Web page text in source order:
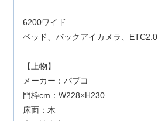
6200ワイド
ベッド、バックアイカメラ、ETC2.0
【上物】
メーカー：パブコ
門枠cm：W228×H230
床面：木